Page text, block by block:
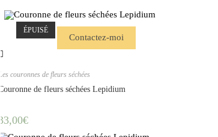
ÉPUISÉ
Contactez-moi
Les couronnes de fleurs séchées
Couronne de fleurs séchées Lepidium
33,00€